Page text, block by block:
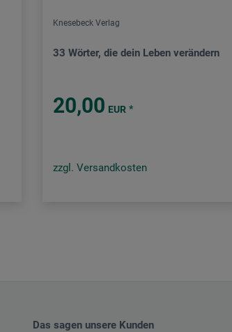
Knesebeck Verlag
33 Wörter, die dein Leben verändern
20,00 EUR *
zzgl. Versandkosten
Das sagen unsere Kunden